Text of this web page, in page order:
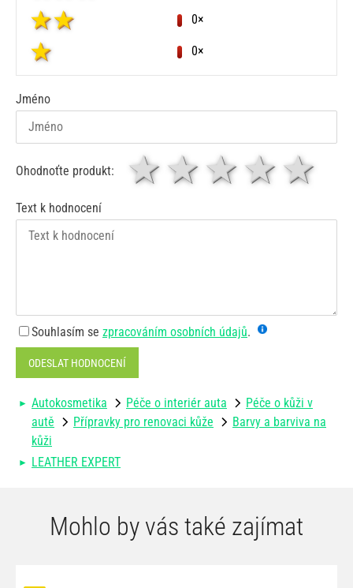
0×
0×
Jméno
Ohodnoťte produkt: 4
3
2 hvězdy
1 hvězda
Text k hodnocení
Souhlasím se zpracováním osobních údajů.
ODESLAT HODNOCENÍ
Autokosmetika Péče o interiér auta
Péče o kůži v
autě
Přípravky pro renovaci kůže
Barvy a barviva na
kůži
LEATHER EXPERT
Mohlo by vás také zajímat